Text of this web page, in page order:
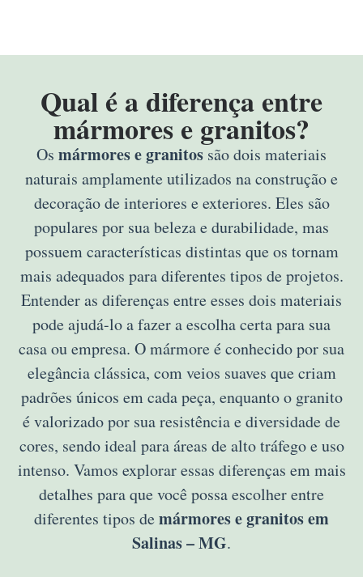
Qual é a diferença entre
mármores e granitos?
Os mármores e granitos são dois materiais
naturais amplamente utilizados na construção e
decoração de interiores e exteriores. Eles são
populares por sua beleza e durabilidade, mas
possuem características distintas que os tornam
mais adequados para diferentes tipos de projetos.
Entender as diferenças entre esses dois materiais
pode ajudá-lo a fazer a escolha certa para sua
casa ou empresa. O mármore é conhecido por sua
elegância clássica, com veios suaves que criam
padrões únicos em cada peça, enquanto o granito
é valorizado por sua resistência e diversidade de
cores, sendo ideal para áreas de alto tráfego e uso
intenso. Vamos explorar essas diferenças em mais
detalhes para que você possa escolher entre
diferentes tipos de mármores e granitos em
Salinas – MG.